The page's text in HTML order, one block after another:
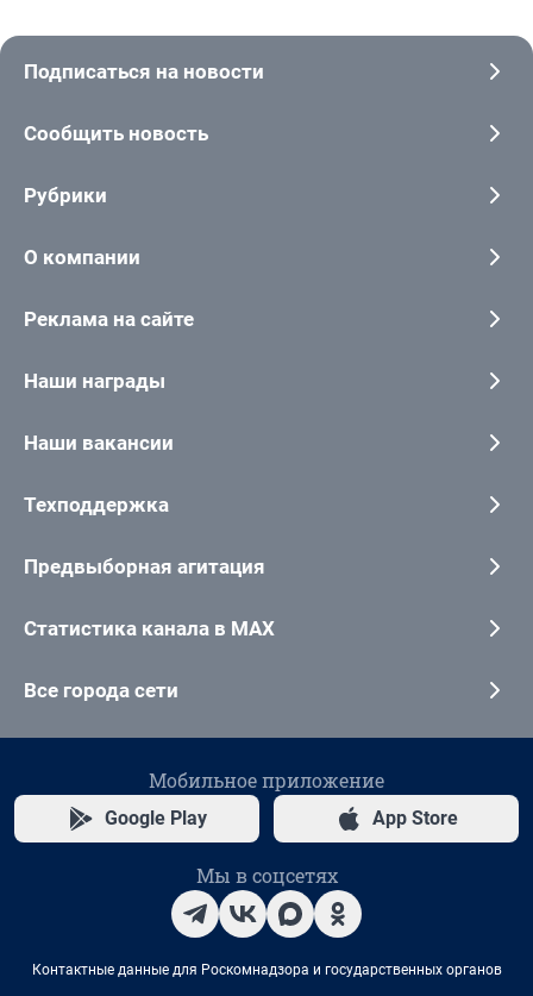
Подписаться на новости
Сообщить новость
Рубрики
О компании
Реклама на сайте
Наши награды
Наши вакансии
Техподдержка
Предвыборная агитация
Статистика канала в MAX
Все города сети
Мобильное приложение
Google Play App Store
Мы в соцсетях
Контактные данные для Роскомнадзора и государственных органов